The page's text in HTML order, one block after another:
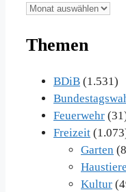
Unsere
im
Themen
BDiB (1.531)
Feuerwehr
Freizeit
Garten
Haustiere
Kultur